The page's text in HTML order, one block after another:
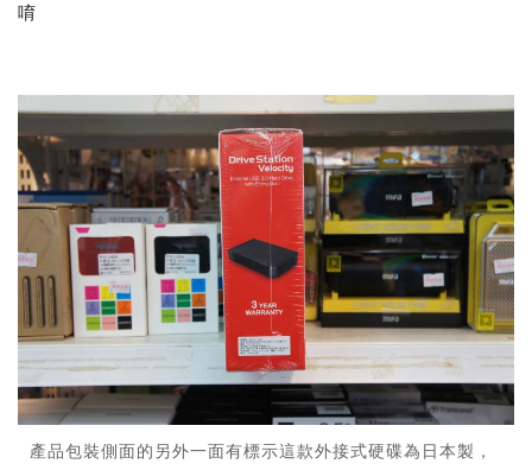
唷
產品包裝側面的另外一面有標示這款外接式硬碟為日本製，